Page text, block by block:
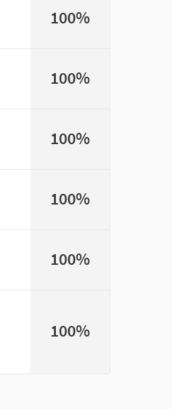
100%
100%
100%
100%
100%
100%